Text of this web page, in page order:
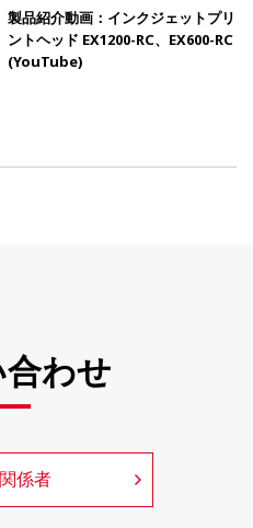
製品紹介動画：インクジェットプリ
ントヘッド EX1200-RC、EX600-RC
(YouTube)
わせ
係者